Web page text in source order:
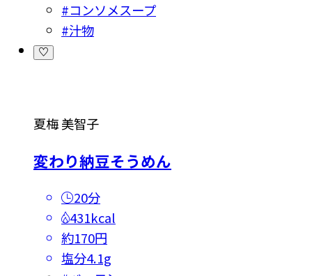
#コンソメスープ
#汁物
夏梅 美智子
変わり納豆そうめん
20分
431kcal
約170円
塩分4.1g